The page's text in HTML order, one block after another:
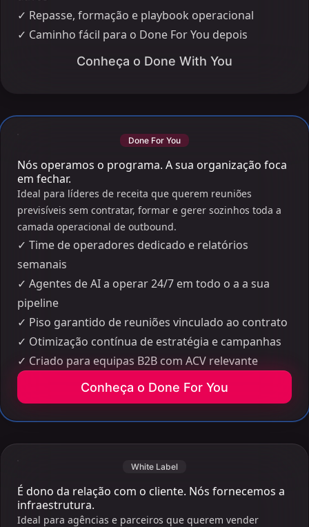
✓ Repasse, formação e playbook operacional
✓ Caminho fácil para o Done For You depois
Conheça o Done With You
Done For You
Nós operamos o programa. A sua organização foca
em fechar.
Ideal para líderes de receita que querem reuniões
previsíveis sem contratar, formar e gerer sozinhos toda a
camada operacional de outbound.
✓ Time de operadores dedicado e relatórios
semanais
✓ Agentes de AI a operar 24/7 em todo o a a sua
pipeline
✓ Piso garantido de reuniões vinculado ao contrato
✓ Otimização contínua de estratégia e campanhas
✓ Criado para equipas B2B com ACV relevante
Conheça o Done For You
White Label
É dono da relação com o cliente. Nós fornecemos a
infraestrutura.
Ideal para agências e parceiros que querem vender